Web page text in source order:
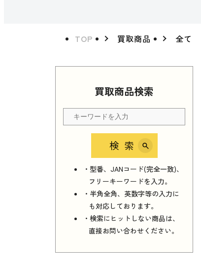
TOP 買取商品 全て
買取商品検索
検索
・型番、JANコード(完全一致)、
フリーキーワードを入力。
・半角全角、英数字等の入力に
も対応しております。
・検索にヒットしない商品は、
直接お問い合わせください。